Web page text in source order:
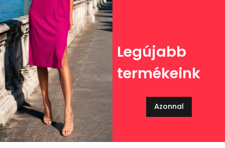
Legújabb
termékeink
Azonnal